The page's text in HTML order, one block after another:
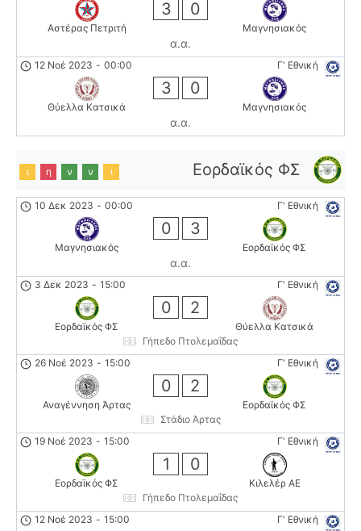
Αστέρας Πετριτή
3 0
Μαγνησιακός
α.α.
Γ' Εθνική
12 Νοέ 2023 - 00:00
Θύελλα Κατσικά
3 0
Μαγνησιακός
α.α.
Εορδαϊκός ΦΣ
ι η ν ν ι
Γ' Εθνική
10 Δεκ 2023 - 00:00
Μαγνησιακός
0 3
Εορδαϊκός ΦΣ
α.α.
Γ' Εθνική
3 Δεκ 2023 - 15:00
Εορδαϊκός ΦΣ
0 2
Θύελλα Κατσικά
Γήπεδο Πτολεμαΐδας
Γ' Εθνική
26 Νοέ 2023 - 15:00
Αναγέννηση Άρτας
0 2
Εορδαϊκός ΦΣ
Στάδιο Άρτας
Γ' Εθνική
19 Νοέ 2023 - 15:00
Εορδαϊκός ΦΣ
1 0
Κιλελέρ ΑΕ
Γήπεδο Πτολεμαΐδας
Γ' Εθνική
12 Νοέ 2023 - 15:00